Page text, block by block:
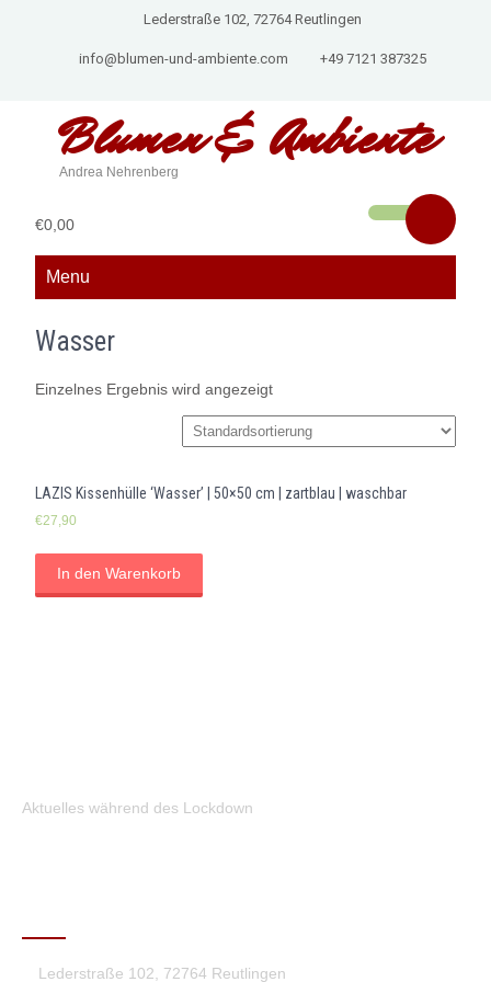
Lederstraße 102, 72764 Reutlingen
info@blumen-und-ambiente.com +49 7121 387325
Blumen &Ambiente
Andrea Nehrenberg
€0,00
Menu
Wasser
Einzelnes Ergebnis wird angezeigt
LAZIS Kissenhülle ‘Wasser’ | 50×50 cm | zartblau | waschbar
€27,90
In den Warenkorb
Aktuelles während des Lockdown
Lederstraße 102, 72764 Reutlingen